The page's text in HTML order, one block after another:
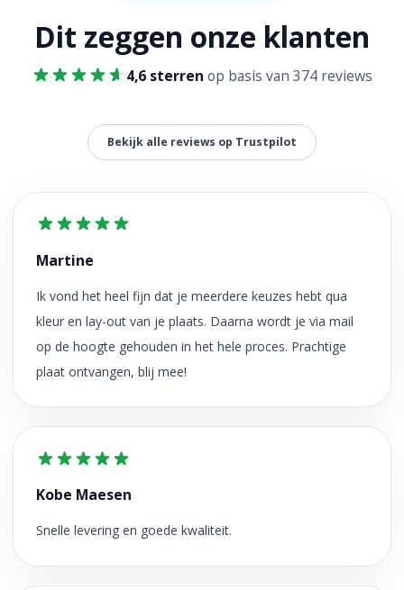
Dit zeggen onze klanten
4,6 sterren op basis van 374 reviews
Bekijk alle reviews op Trustpilot
Martine
Ik vond het heel fijn dat je meerdere keuzes hebt qua
kleur en lay-out van je plaats. Daarna wordt je via mail
op de hoogte gehouden in het hele proces. Prachtige
plaat ontvangen, blij mee!
Kobe Maesen
Snelle levering en goede kwaliteit.